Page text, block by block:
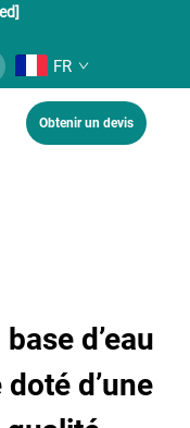
FR
Obtenir un devis
d’eau
d’une